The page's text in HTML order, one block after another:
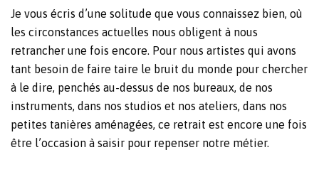
Je vous écris d’une solitude que vous connaissez bien, où
les circonstances actuelles nous obligent à nous
retrancher une fois encore. Pour nous artistes qui avons
tant besoin de faire taire le bruit du monde pour chercher
à le dire, penchés au-dessus de nos bureaux, de nos
instruments, dans nos studios et nos ateliers, dans nos
petites tanières aménagées, ce retrait est encore une fois
être l’occasion à saisir pour repenser notre métier.